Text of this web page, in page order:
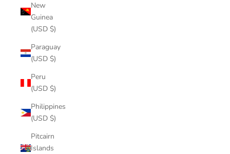
New
Guinea
(USD $)
Paraguay
(USD $)
Peru
(USD $)
Philippines
(USD $)
Pitcairn
Islands